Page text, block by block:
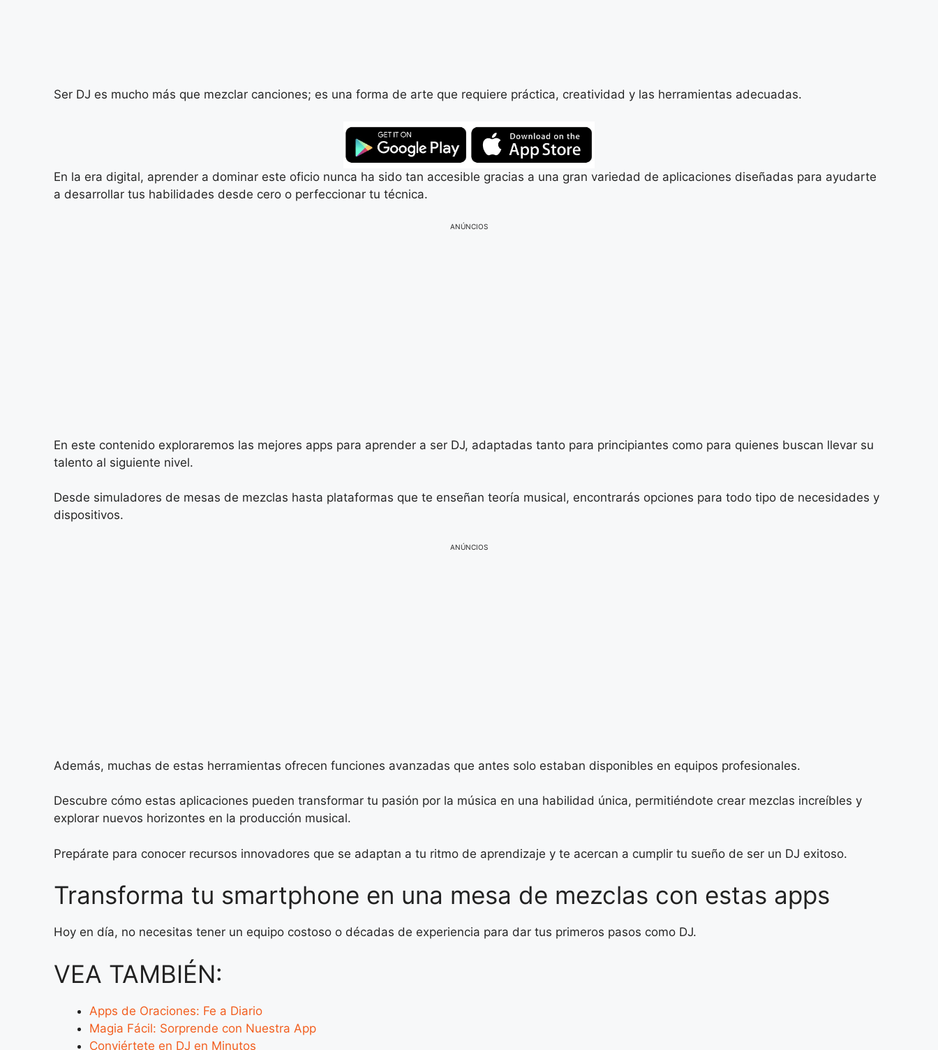
Ser DJ es mucho más que mezclar canciones; es una forma de arte que requiere práctica, creatividad y las herramientas adecuadas.
En la era digital, aprender a dominar este oficio nunca ha sido tan accesible gracias a una gran variedad de aplicaciones diseñadas para ayudarte
a desarrollar tus habilidades desde cero o perfeccionar tu técnica.
ANÚNCIOS
En este contenido exploraremos las mejores apps para aprender a ser DJ, adaptadas tanto para principiantes como para quienes buscan llevar su
talento al siguiente nivel.
Desde simuladores de mesas de mezclas hasta plataformas que te enseñan teoría musical, encontrarás opciones para todo tipo de necesidades y
dispositivos.
ANÚNCIOS
Además, muchas de estas herramientas ofrecen funciones avanzadas que antes solo estaban disponibles en equipos profesionales.
Descubre cómo estas aplicaciones pueden transformar tu pasión por la música en una habilidad única, permitiéndote crear mezclas increíbles y
explorar nuevos horizontes en la producción musical.
Prepárate para conocer recursos innovadores que se adaptan a tu ritmo de aprendizaje y te acercan a cumplir tu sueño de ser un DJ exitoso.
Transforma tu smartphone en una mesa de mezclas con estas apps
Hoy en día, no necesitas tener un equipo costoso o décadas de experiencia para dar tus primeros pasos como DJ.
VEA TAMBIÉN:
Apps de Oraciones: Fe a Diario
Magia Fácil: Sorprende con Nuestra App
Conviértete en DJ en Minutos